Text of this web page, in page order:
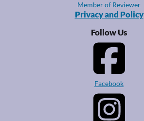
Member of Reviewer
Privacy and Policy
Follow Us
Facebook